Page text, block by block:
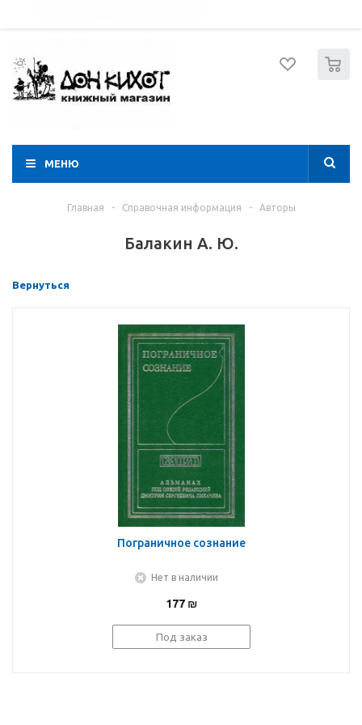
МЕНЮ
Главная - Справочная информация - Авторы
Балакин А. Ю.
Вернуться
Пограничное сознание
Нет в наличии
177 ₪
Под заказ